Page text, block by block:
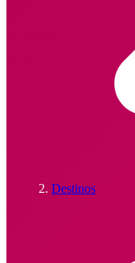
Destinos